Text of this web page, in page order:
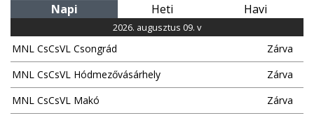
Napi Heti Havi
2026. augusztus 09. v
MNL CsCsVL Csongrád
Zárva
MNL CsCsVL Hódmezővásárhely
Zárva
MNL CsCsVL Makó
Zárva